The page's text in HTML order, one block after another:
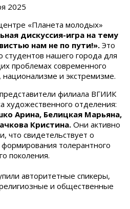
2025
«Планета молодых»
дискуссия-игра на тему
нам не по пути!». Это
нашего города для
проблемах современного
и экстремизме.
филиала ВГИИК
художественного отделения:
Арина, Белицкая Марьяна,
Кристина. Они активно
что свидетельствует о
толерантного
поколения.
авторитетные спикеры,
и общественные